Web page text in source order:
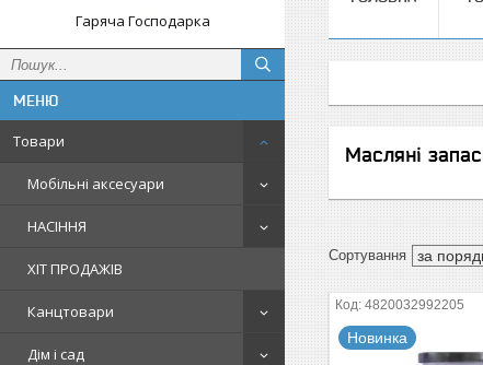
Гаряча Господарка
Товари
Мобільні аксесуари
НАСІННЯ
ХІТ ПРОДАЖІВ
Канцтовари
Дім і сад
Масляні
4820032992205
Новинка